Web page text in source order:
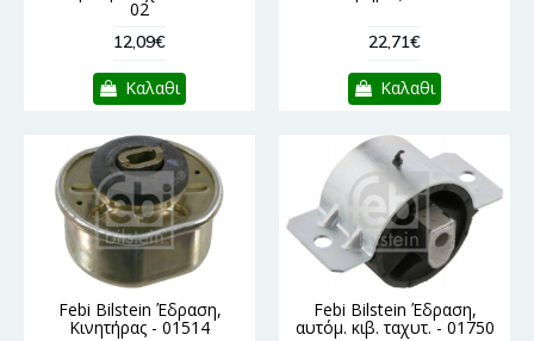
02
12,09€
Καλαθι
22,71€
Καλαθι
Febi Bilstein Έδραση,
Κινητήρας - 01514
Febi Bilstein Έδραση,
αυτόμ. κιβ. ταχυτ. - 01750